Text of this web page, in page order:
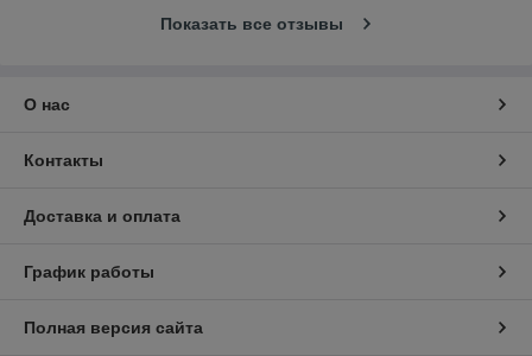
Показать все отзывы
О нас
Контакты
Доставка и оплата
График работы
Полная версия сайта